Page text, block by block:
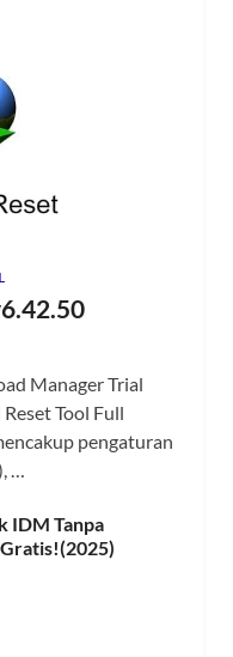
Manager Trial
Tool Full
pengaturan
…
IDM Tanpa